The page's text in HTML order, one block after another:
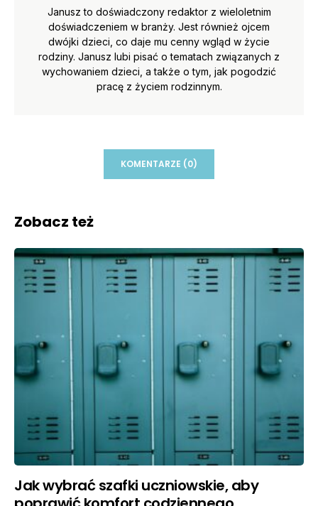
Janusz to doświadczony redaktor z wieloletnim
doświadczeniem w branży. Jest również ojcem
dwójki dzieci, co daje mu cenny wgląd w życie
rodziny. Janusz lubi pisać o tematach związanych z
wychowaniem dzieci, a także o tym, jak pogodzić
pracę z życiem rodzinnym.
KOMENTARZE (0)
Zobacz też
Jak wybrać szafki uczniowskie, aby